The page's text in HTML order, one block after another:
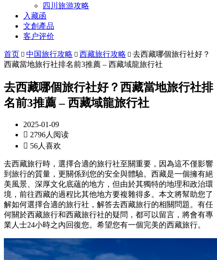
四川旅游攻略
入藏函
文創產品
客户评价
首页  中国旅行攻略  西藏旅行攻略  去西藏哪個旅行社好？
西藏當地旅行社排名前3推薦 – 西藏域龍旅行社
去西藏哪個旅行社好？西藏當地旅行社排
名前3推薦 – 西藏域龍旅行社
2025-01-09
 2796人阅读
 56人喜欢
去西藏旅行時，選擇合適的旅行社至關重要，因為這不僅影響
到旅行的質量，更關係到您的安全與體驗。西藏是一個擁有絕
美風景、深厚文化底蘊的地方，但由於其獨特的地理和政治環
境，前往西藏的過程比其他地方要複雜得多。本文將幫助您了
解如何選擇合適的旅行社，解答去西藏旅行的相關問題。有任
何關於西藏旅行和西藏旅行社的疑問，都可以留言，將會有專
業人士24小時之內回復您。希望您有一個完美的西藏旅行。